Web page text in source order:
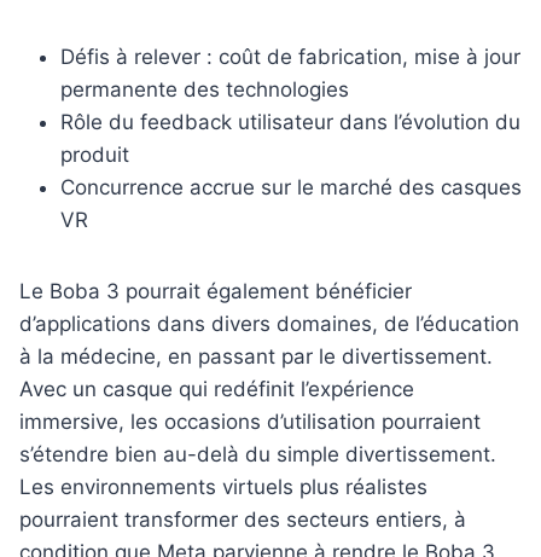
Défis à relever : coût de fabrication, mise à jour
permanente des technologies
Rôle du feedback utilisateur dans l’évolution du
produit
Concurrence accrue sur le marché des casques
VR
Le Boba 3 pourrait également bénéficier
d’applications dans divers domaines, de l’éducation
à la médecine, en passant par le divertissement.
Avec un casque qui redéfinit l’expérience
immersive, les occasions d’utilisation pourraient
s’étendre bien au-delà du simple divertissement.
Les environnements virtuels plus réalistes
pourraient transformer des secteurs entiers, à